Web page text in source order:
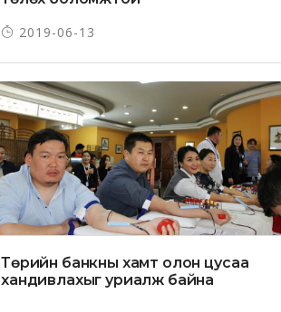
2019-06-13
Төрийн банкны хамт олон цусаа
хандивлахыг уриалж байна